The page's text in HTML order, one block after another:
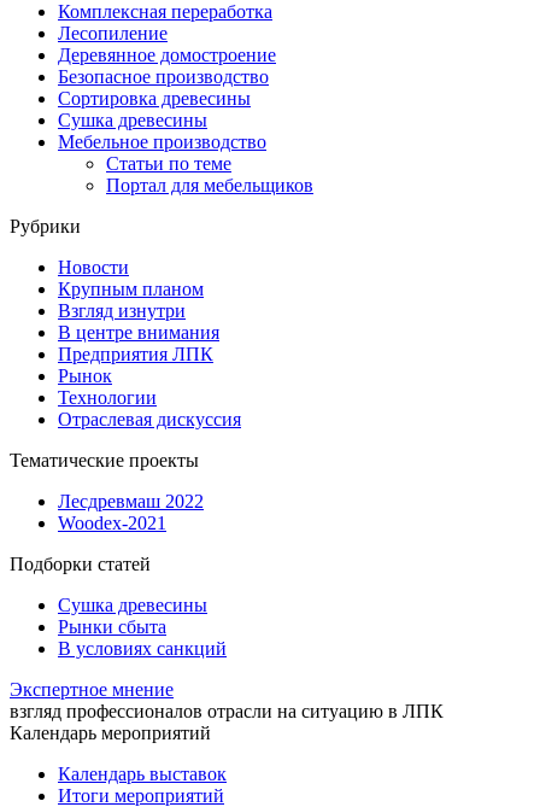
Комплексная переработка
Лесопиление
Деревянное домостроение
Безопасное производство
Сортировка древесины
Сушка древесины
Мебельное производство
Статьи по теме
Портал для мебельщиков
Рубрики
Новости
Крупным планом
Взгляд изнутри
В центре внимания
Предприятия ЛПК
Рынок
Технологии
Отраслевая дискуссия
Тематические проекты
Лесдревмаш 2022
Woodex-2021
Подборки статей
Сушка древесины
Рынки сбыта
В условиях санкций
Экспертное мнение
взгляд профессионалов отрасли на ситуацию в ЛПК
Календарь мероприятий
Календарь выставок
Итоги мероприятий